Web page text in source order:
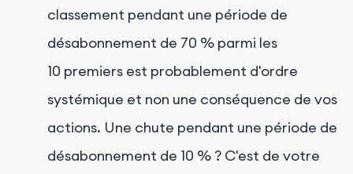
classement pendant une période de
désabonnement de 70 % parmi les
10 premiers est probablement d'ordre
systémique et non une conséquence de vos
actions. Une chute pendant une période de
désabonnement de 10 % ? C'est de votre